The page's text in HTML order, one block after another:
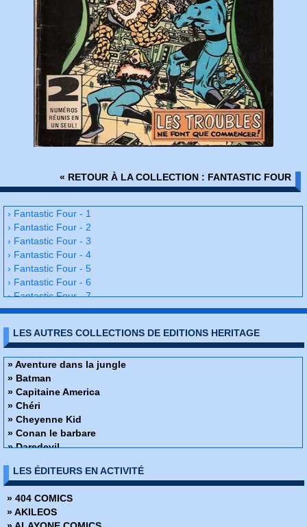
« RETOUR À LA COLLECTION : FANTASTIC FOUR
› Fantastic Four - 1
› Fantastic Four - 2
› Fantastic Four - 3
› Fantastic Four - 4
› Fantastic Four - 5
› Fantastic Four - 6
› Fantastic Four - 7
› Fantastic Four - 8
› Fantastic Four - 10
› Fantastic Four - 11
› Fantastic Four - 12
› Fantastic Four - 13
› Fantastic Four - 14
› Fantastic Four - 15
› Fantastic Four - 16
› Fantastic Four - 17
› Fantastic Four - 18
› Fantastic Four - 20
› Fantastic Four - 21
› Fantastic Four - 22
› Fantastic Four - 23
LES AUTRES COLLECTIONS DE EDITIONS HERITAGE
» Aventure dans la jungle
» Batman
» Capitaine America
» Chéri
» Cheyenne Kid
» Conan le barbare
» Daredevil
Fantastic Four
» Fantômes echos du monde du spiritisme
» Flash
» Flash Gordon
LES ÉDITEURS EN ACTIVITÉ
» 404 COMICS
» AKILEOS